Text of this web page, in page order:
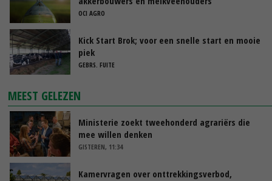
OCI AGRO
Kick Start Brok; voor een snelle start en mooie
piek
GEBRS. FUITE
MEEST GELEZEN
Ministerie zoekt tweehonderd agrariërs die
mee willen denken
GISTEREN, 11:34
Kamervragen over onttrekkingsverbod,